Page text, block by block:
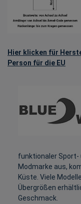
Hier klicken für
Person für die EU
funktionaler Sport-
Modmarke aus,
Küste. Viele
Übergrößen
Geschmack.